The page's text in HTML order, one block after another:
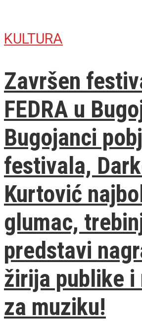
KULTURA
Završen
FEDRA u
Bugojanci
festivala,
Kurtović
glumac,
predstavi
žirija publike i
za muziku!